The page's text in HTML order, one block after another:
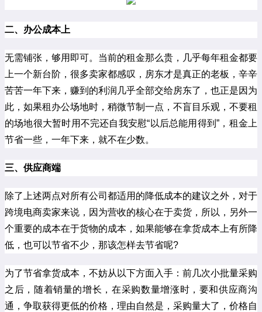
二、办公成本上
无需铺张，够用即可。当前的租金那么贵，几乎每年租金都要
上一个新台阶，很多卖家都感叹，房东才是真正的老板，辛辛
苦苦一年下来，赚到的利润几乎全部交给房东了，也正是因为
此，如果租办公场地时，稍微节制一点，不盲目乐观，不要租
的场地很大暂时用不完还自我安慰“以后总能用得到”，租金上
节省一些，一年下来，就不在少数。
三、供应商端
除了上述两点对所有公司都适用的降低成本的建议之外，对于
跨境电商卖家来说，因为营收的核心在于卖货，所以，另外一
个重要的成本在于货物的成本，如果能够在拿货成本上有所降
低，也可以节省不少，那该怎样去节省呢?
为了节省拿货成本，不妨从以下方面入手：前几次小批量采购
之后，随着销量的增长，在采购数量增涨时，要和供应商沟
通，争取获得更低的价格，理由自然是，采购量大了，价格自